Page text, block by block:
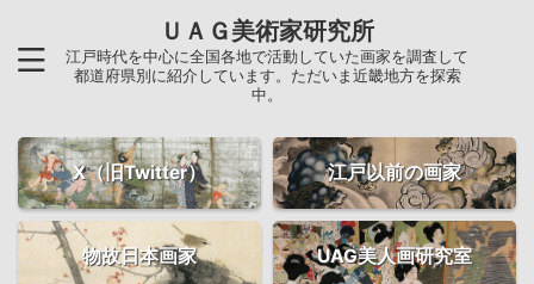
ＵＡＧ美術家研究所
江戸時代を中心に全国各地で活動していた画家を調査して
都道府県別に紹介しています。ただいま近畿地方を探索
中。
X（旧Twitter） 江戸以前の画家
物故日本画家 UAG美人画研究室